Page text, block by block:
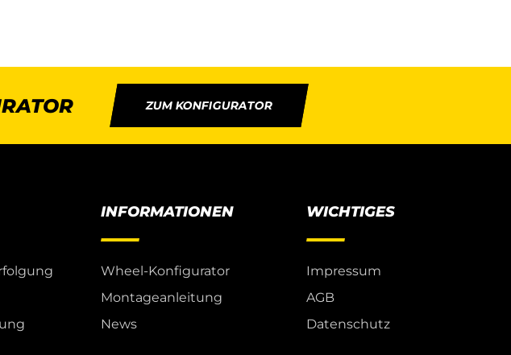
ZUM KONFIGURATOR
INFORMATIONEN
Wheel-Konfigurator
Montageanleitung
News
WICHTIGES
Impressum
AGB
Datenschutz